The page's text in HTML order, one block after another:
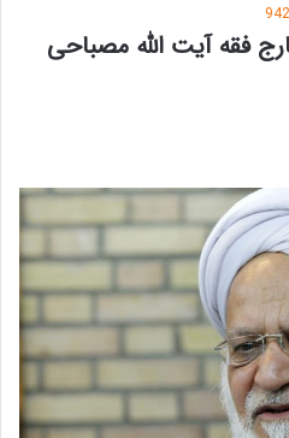
942
فقه آیت الله مصباحی